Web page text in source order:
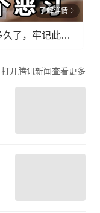
了解详情
凡是皮肤瘙痒1月以上，不管皮痒多久了，牢记此法，快！准！狠！
打开腾讯新闻查看更多